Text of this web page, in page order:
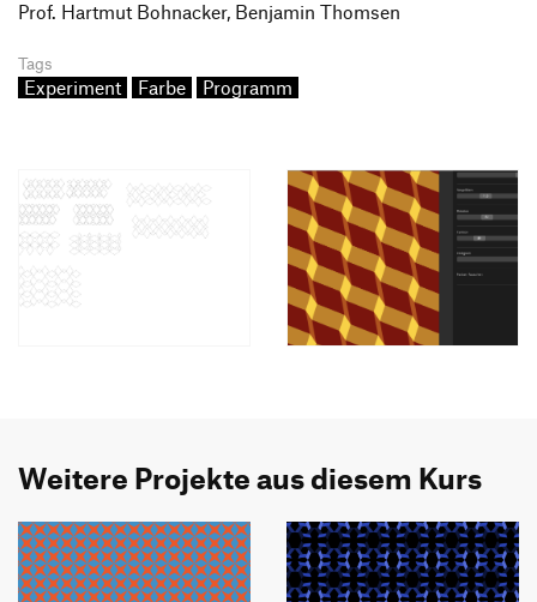
Prof. Hartmut Bohnacker, Benjamin Thomsen
Tags
Experiment Farbe Programm
Weitere Projekte aus diesem Kurs